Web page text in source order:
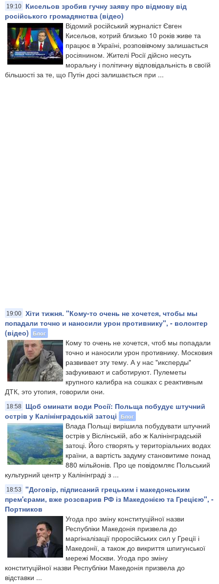
19:10
Кисельов зробив гучну заяву про відмову від
російського громадянства (відео)
Відомий російський журналіст Євген
Кисельов, котрий близько 10 років живе та
працює в Україні, розповівчому залишається
росіянином. Жителі Росії дійсно несуть
моральну і політичну відповідальність в своїй
більшості за те, що Путін досі залишається при ...
19:00 Хіти тижня. "Кому-то очень не хочется, чтобы мы
попадали точно и наносили урон противнику", - волонтер
(відео)
Блог
Кому то очень не хочется, чтоб мы попадали
точно и наносили урон противнику. Московия
развивает эту тему. А у нас "иксперды"
зафукивают и саботируют. Пулеметы
крупного калибра на сошках с реактивным
ДТК, это утопия, говорили они.
18:58
Щоб оминати води Росії: Польща побудує штучний
острів у Калінінградській затоці
Блог
Влада Польщі вирішила побудувати штучний
острів у Віслінській, або ж Калінінградській
затоці. Його створять у територіальних водах
країни, а вартість задуму становитиме понад
880 мільйонів. Про це повідомляє Польський
культурний центр у Калінінграді з ...
18:53
"Договір, підписаний грецьким і македонським
прем'єрами, вже розсварив РФ із Македонією та Грецією", -
Портников
Угода про зміну конституційної назви
Республіки Македонія призвела до
маргіналізації проросійських сил у Греції і
Македонії, а також до викриття шпигунської
мережі Москви. Угода про зміну
конституційної назви Республіки Македонія призвела до
відставки ...